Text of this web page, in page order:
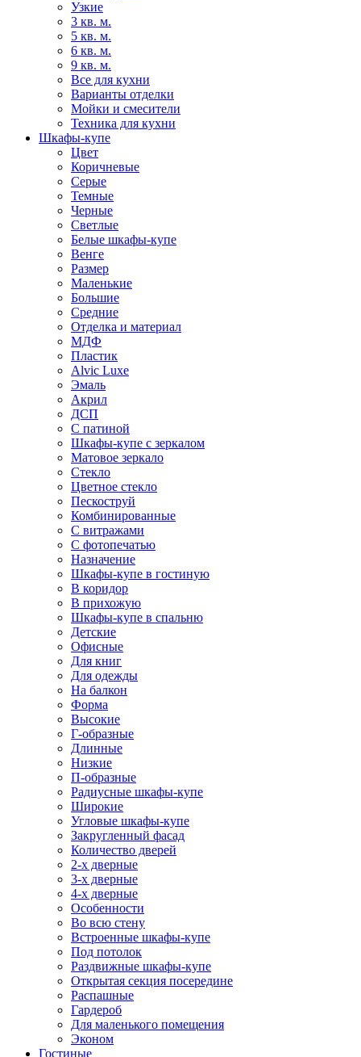
Узкие
3 кв. м.
5 кв. м.
6 кв. м.
9 кв. м.
Все для кухни
Варианты отделки
Мойки и смесители
Техника для кухни
Шкафы-купе
Цвет
Коричневые
Серые
Темные
Черные
Светлые
Белые шкафы-купе
Венге
Размер
Маленькие
Большие
Средние
Отделка и материал
МДФ
Пластик
Alvic Luxe
Эмаль
Акрил
ДСП
С патиной
Шкафы-купе с зеркалом
Матовое зеркало
Стекло
Цветное стекло
Пескоструй
Комбинированные
С витражами
С фотопечатью
Назначение
Шкафы-купе в гостиную
В коридор
В прихожую
Шкафы-купе в спальню
Детские
Офисные
Для книг
Для одежды
На балкон
Форма
Высокие
Г-образные
Длинные
Низкие
П-образные
Радиусные шкафы-купе
Широкие
Угловые шкафы-купе
Закругленный фасад
Количество дверей
2-х дверные
3-х дверные
4-х дверные
Особенности
Во всю стену
Встроенные шкафы-купе
Под потолок
Раздвижные шкафы-купе
Открытая секция посередине
Распашные
Гардероб
Для маленького помещения
Эконом
Гостиные